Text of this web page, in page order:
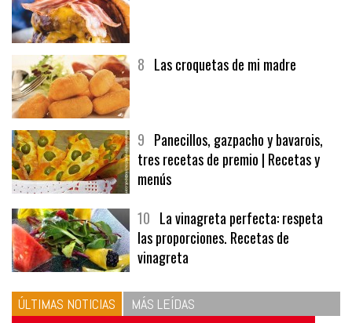
8 Las croquetas de mi madre
9 Panecillos, gazpacho y bavarois,
tres recetas de premio | Recetas y
menús
10 La vinagreta perfecta: respeta
las proporciones. Recetas de
vinagreta
ÚLTIMAS NOTICIAS MÁS LEÍDAS